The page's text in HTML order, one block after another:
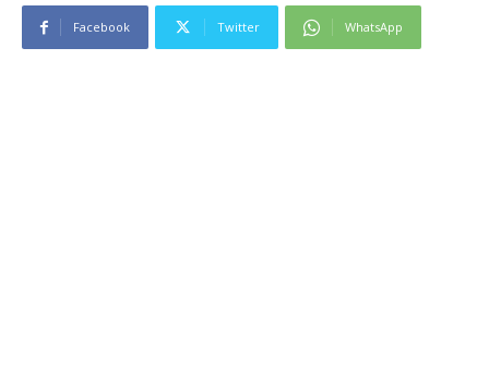
Facebook Twitter WhatsApp